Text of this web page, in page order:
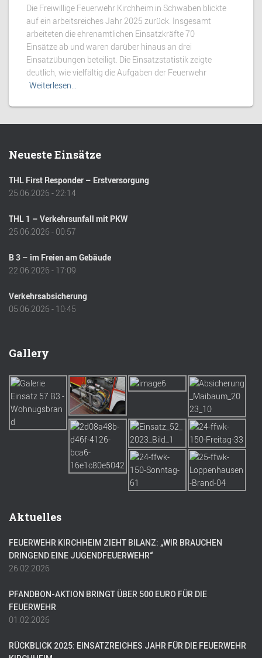
Die Freiwillige Feuerwehr Kirchheim in Schwaben blickte
auf ein arbeitsreiches Jahr 2025 zurück. Insgesamt
arbeiteten die ehrenamtlichen Einsatzkräfte 70
Einsätze ab und waren darüber hinaus an drei
Einsatzübungen beteiligt. Die Einsatzstatistik zeigte
deutlich, wie vielfältig die Aufgaben der Feuerwehr
Weiterlesen…
Neueste Einsätze
THL First Responder – Erstversorgung
25.06.2026 - 22:14
THL 1 – Verkehrsunfall mit PKW
25.06.2026 - 00:57
B 3 – im Freien am Gebäude
22.06.2026 - 17:09
Verkehrsabsicherung
05.06.2026 - 10:45
Gallery
Aktuelles
FEUERWEHR KIRCHHEIM ZIEHT BILANZ: „WIR BRAUCHEN
DRINGEND EINE JUGENDFEUERWEHR“
26.02.2026
PFANDBON-AKTION BRINGT ÜBER 500 EURO FÜR DIE
FEUERWEHR
01.02.2026
RÜCKBLICK 2025: EINSATZREICHES JAHR FÜR DIE FEUERWEHR